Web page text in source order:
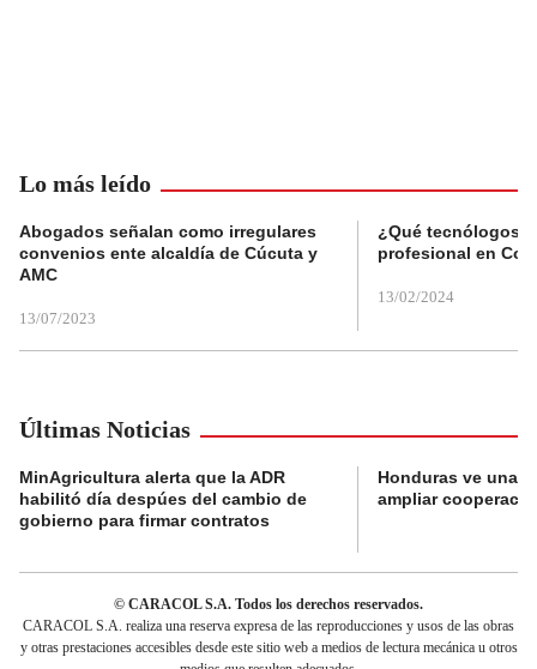
Lo más leído
Abogados señalan como irregulares
convenios ente alcaldía de Cúcuta y
AMC
13/07/2023
¿Qué tecnólogos
profesional en
13/02/2024
Últimas Noticias
MinAgricultura alerta que la ADR
habilitó día despúes del cambio de
gobierno para firmar contratos
Honduras ve una
ampliar
© CARACOL S.A. Todos los derechos reservados.
CARACOL S.A. realiza una reserva expresa de las reproducciones y usos de las obras
y otras prestaciones accesibles desde este sitio web a medios de lectura mecánica u otros